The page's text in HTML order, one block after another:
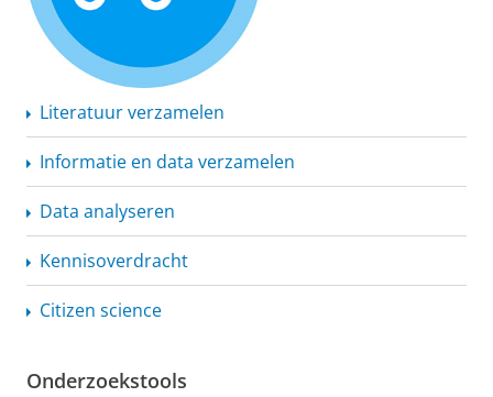
Literatuur verzamelen
Informatie en data verzamelen
Data analyseren
Kennisoverdracht
Citizen science
Onderzoekstools